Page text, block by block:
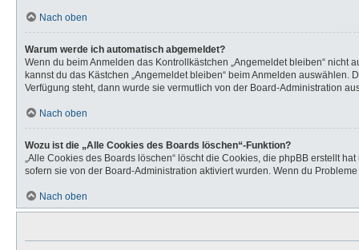
Nach oben
Warum werde ich automatisch abgemeldet?
Wenn du beim Anmelden das Kontrollkästchen „Angemeldet bleiben“
kannst du das Kästchen „Angemeldet bleiben“ beim Anmelden
Verfügung steht, dann wurde sie vermutlich von der Board-Administration
Nach oben
Wozu ist die „Alle Cookies des Boards löschen“-Funktion?
„Alle Cookies des Boards löschen“ löscht die Cookies, die phpBB erstellt
sofern sie von der Board-Administration aktiviert wurden. Wenn du
Nach oben